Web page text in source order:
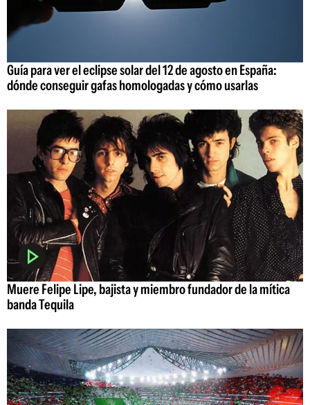
Guía para ver el eclipse solar del 12 de agosto en España:
dónde conseguir gafas homologadas y cómo usarlas
Muere Felipe Lipe, bajista y miembro fundador de la mítica
banda Tequila